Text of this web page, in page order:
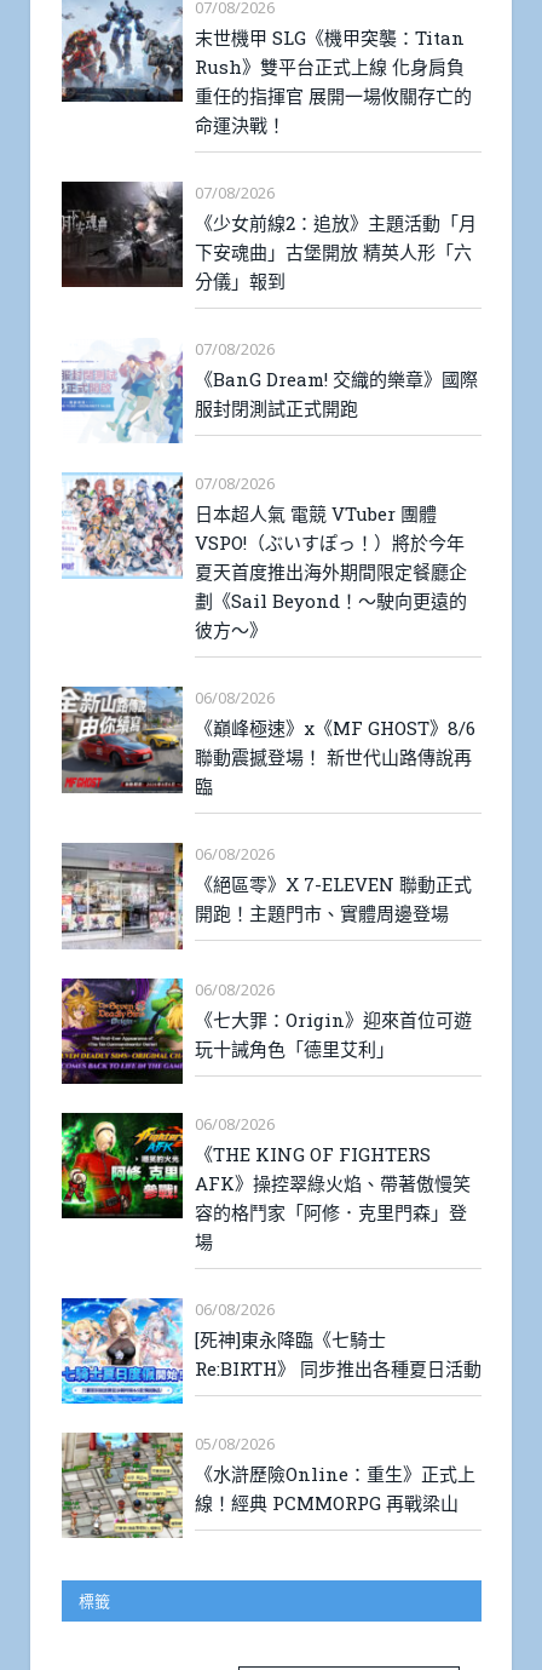
07/08/2026
末世機甲 SLG《機甲突襲：Titan
Rush》雙平台正式上線 化身肩負
重任的指揮官 展開一場攸關存亡的
命運決戰！
07/08/2026
《少女前線2：追放》主題活動「月
下安魂曲」古堡開放 精英人形「六
分儀」報到
07/08/2026
《BanG Dream! 交織的樂章》國際
服封閉測試正式開跑
07/08/2026
日本超人氣 電競 VTuber 團體
VSPO!（ぶいすぽっ！）將於今年
夏天首度推出海外期間限定餐廳企
劃《Sail Beyond！～駛向更遠的
彼方～》
06/08/2026
《巔峰極速》x《MF GHOST》8/6
聯動震撼登場！ 新世代山路傳說再
臨
06/08/2026
《絕區零》X 7-ELEVEN 聯動正式
開跑！主題門市、實體周邊登場
06/08/2026
《七大罪：Origin》迎來首位可遊
玩十誡角色「德里艾利」
06/08/2026
《THE KING OF FIGHTERS
AFK》操控翠綠火焰、帶著傲慢笑
容的格鬥家「阿修．克里門森」登
場
06/08/2026
[死神]東永降臨《七騎士
Re:BIRTH》 同步推出各種夏日活動
05/08/2026
《水滸歷險Online：重生》正式上
線！經典 PCMMORPG 再戰梁山
標籤